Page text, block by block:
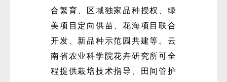
合繁育、区域独家品种授权、绿
美项目定向供苗、花海项目联合
开发、新品种示范园共建等。云
南省农业科学院花卉研究所可全
程提供栽培技术指导、田间管护